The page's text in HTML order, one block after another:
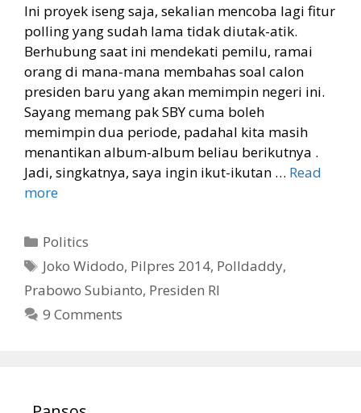
Ini proyek iseng saja, sekalian mencoba lagi fitur
polling yang sudah lama tidak diutak-atik.
Berhubung saat ini mendekati pemilu, ramai
orang di mana-mana membahas soal calon
presiden baru yang akan memimpin negeri ini.
Sayang memang pak SBY cuma boleh
memimpin dua periode, padahal kita masih
menantikan album-album beliau berikutnya .
Jadi, singkatnya, saya ingin ikut-ikutan … Read
more
Categories
Politics
Tags
Joko Widodo, Pilpres 2014, Polldaddy,
Prabowo Subianto, Presiden RI
9 Comments